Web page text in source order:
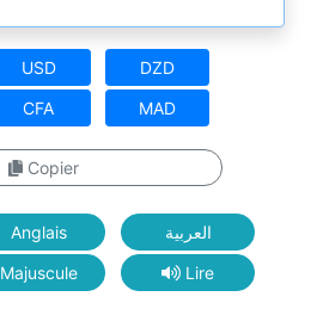
USD
DZD
CFA MAD
Copier
Anglais
العربية
Majuscule Lire